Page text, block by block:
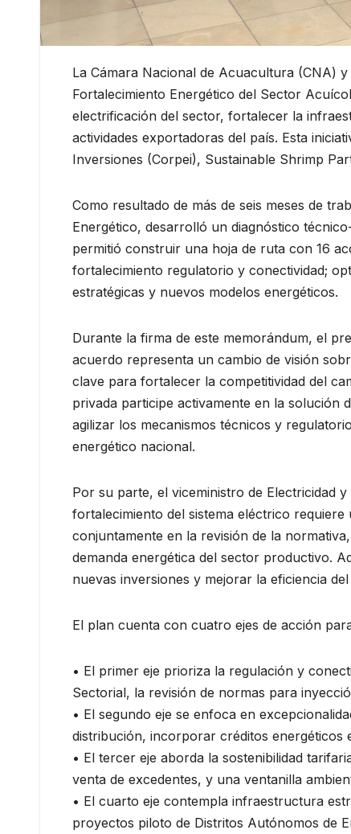
La Cámara Nacional de Acuacultura (CNA)
Fortalecimiento Energético del Sector
electrificación del sector, fortalecer la
actividades exportadoras del país. Esta
Inversiones (Corpei), Sustainable Shrimp
Como resultado de más de seis meses de
Energético, desarrolló un diagnóstico
permitió construir una hoja de ruta con 16
fortalecimiento regulatorio y conectividad;
estratégicas y nuevos modelos energéticos.
Durante la firma de este memorándum, el
acuerdo representa un cambio de visión
clave para fortalecer la competitividad del
privada participe activamente en la solución
agilizar los mecanismos técnicos y
energético nacional.
Por su parte, el viceministro de Electricidad
fortalecimiento del sistema eléctrico
conjuntamente en la revisión de la
demanda energética del sector productivo.
nuevas inversiones y mejorar la eficiencia
El plan cuenta con cuatro ejes de acción
• El primer eje prioriza la regulación y
Sectorial, la revisión de normas para
• El segundo eje se enfoca en
distribución, incorporar créditos energéticos
• El tercer eje aborda la sostenibilidad
venta de excedentes, y una ventanilla
• El cuarto eje contempla infraestructura
proyectos piloto de Distritos Autónomos de